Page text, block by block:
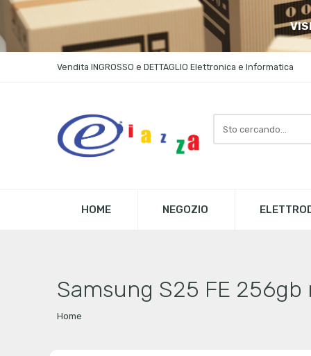
Vendita INGROSSO e DETTAGLIO Elettronica e Informatica
here
HOME NEGOZIO
Samsung S25 FE
Home